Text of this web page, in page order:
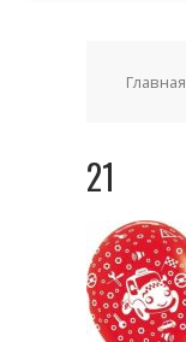
Главная
21